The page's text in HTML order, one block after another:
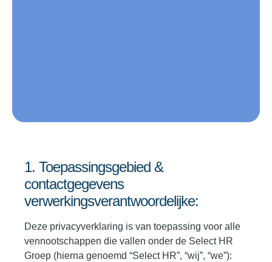
1. Toepassingsgebied &
contactgegevens
verwerkingsverantwoordelijke:
Deze privacyverklaring is van toepassing voor alle
vennootschappen die vallen onder de Select HR
Groep (hierna genoemd “Select HR”, “wij”, “we”):